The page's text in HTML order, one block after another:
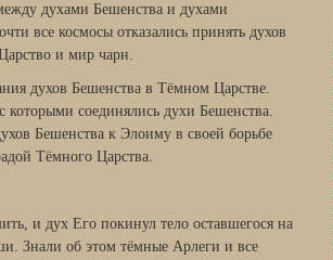
духами Бешенства и духами
все космосы отказались принять духов
и мир чарн.
духов Бешенства в Тёмном Царстве.
соединялись духи Бешенства.
Бешенства к Элоиму в своей борьбе
Тёмного Царства.
и дух Его покинул тело оставшегося на
Знали об этом тёмные Арлеги и все